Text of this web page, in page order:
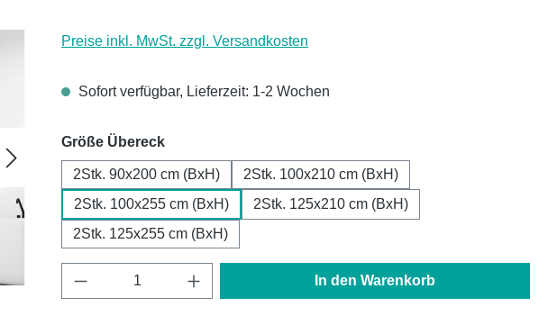
Preise inkl. MwSt. zzgl. Versandkosten
Sofort verfügbar, Lieferzeit: 1-2 Wochen
Größe Übereckauswählen
2Stk. 90x200 cm (BxH)
2Stk. 100x210 cm (BxH)
2Stk. 100x255 cm (BxH)
2Stk. 125x210 cm (BxH)
2Stk. 125x255 cm (BxH)
Produkt Anzahl: Gib den gewünschten Wert ein
In den Warenkorb